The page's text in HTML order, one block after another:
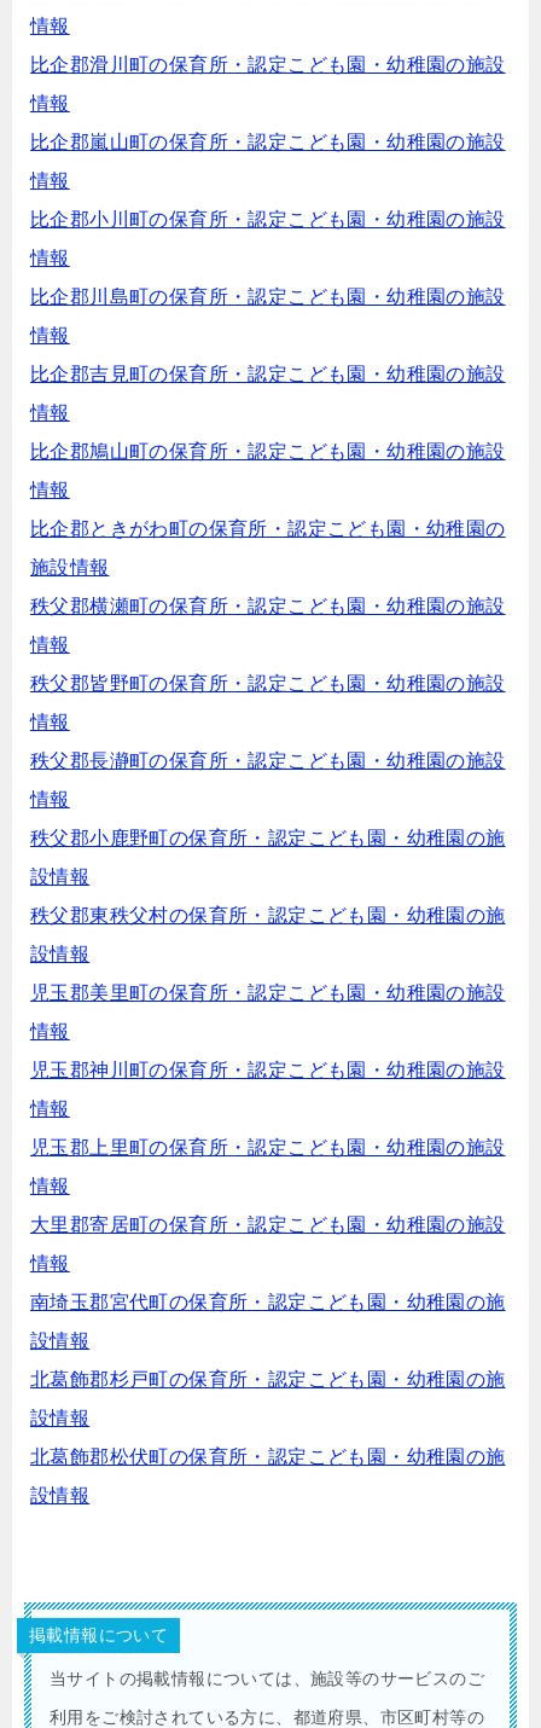
情報
比企郡滑川町の保育所・認定こども園・幼稚園の施設
情報
比企郡嵐山町の保育所・認定こども園・幼稚園の施設
情報
比企郡小川町の保育所・認定こども園・幼稚園の施設
情報
比企郡川島町の保育所・認定こども園・幼稚園の施設
情報
比企郡吉見町の保育所・認定こども園・幼稚園の施設
情報
比企郡鳩山町の保育所・認定こども園・幼稚園の施設
情報
比企郡ときがわ町の保育所・認定こども園・幼稚園の
施設情報
秩父郡横瀬町の保育所・認定こども園・幼稚園の施設
情報
秩父郡皆野町の保育所・認定こども園・幼稚園の施設
情報
秩父郡長瀞町の保育所・認定こども園・幼稚園の施設
情報
秩父郡小鹿野町の保育所・認定こども園・幼稚園の施
設情報
秩父郡東秩父村の保育所・認定こども園・幼稚園の施
設情報
児玉郡美里町の保育所・認定こども園・幼稚園の施設
情報
児玉郡神川町の保育所・認定こども園・幼稚園の施設
情報
児玉郡上里町の保育所・認定こども園・幼稚園の施設
情報
大里郡寄居町の保育所・認定こども園・幼稚園の施設
情報
南埼玉郡宮代町の保育所・認定こども園・幼稚園の施
設情報
北葛飾郡杉戸町の保育所・認定こども園・幼稚園の施
設情報
北葛飾郡松伏町の保育所・認定こども園・幼稚園の施
設情報
掲載情報について
当サイトの掲載情報については、施設等のサービスのご
利用をご検討されている方に、都道府県、市区町村等の